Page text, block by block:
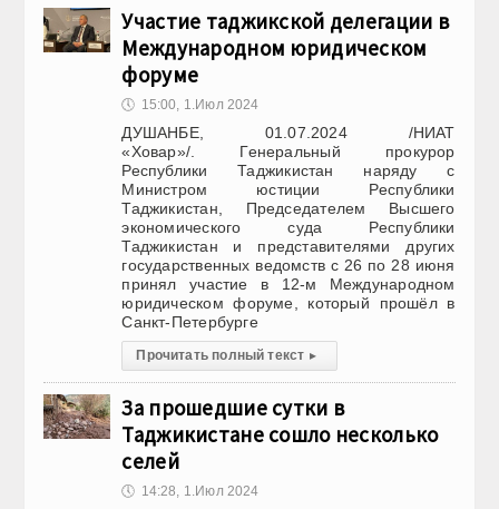
Участие таджикской делегации в
Международном юридическом
форуме
🕔 15:00, 1.Июл 2024
ДУШАНБЕ, 01.07.2024 /НИАТ
«Ховар»/. Генеральный прокурор
Республики Таджикистан наряду с
Министром юстиции Республики
Таджикистан, Председателем Высшего
экономического суда Республики
Таджикистан и представителями других
государственных ведомств с 26 по 28 июня
принял участие в 12-м Международном
юридическом форуме, который прошёл в
Санкт-Петербурге
Прочитать полный текст ▸
За прошедшие сутки в
Таджикистане сошло несколько
селей
🕔 14:28, 1.Июл 2024